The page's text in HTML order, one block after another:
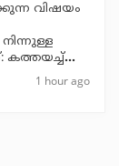
വിഷയം
കത്തയച്ച്
1 hour ago